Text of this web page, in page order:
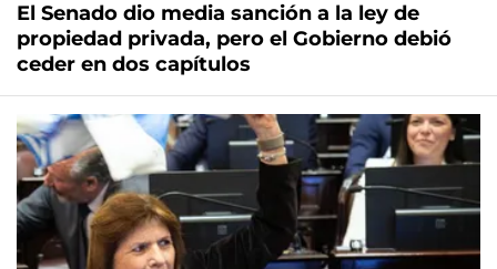
El Senado dio media sanción a la ley de
propiedad privada, pero el Gobierno debió
ceder en dos capítulos